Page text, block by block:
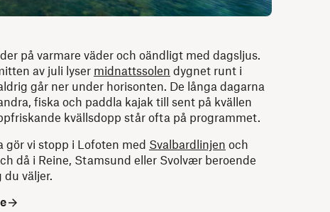
på varmare väder och oändligt med dagsljus.
av juli lyser midnattssolen dygnet runt i
går ner under horisonten. De långa dagarna
fiska och paddla kajak till sent på kvällen
kvällsdopp står ofta på programmet.
gör vi stopp i Lofoten med Svalbardlinjen och
då i Reine, Stamsund eller Svolvær beroende
du väljer.